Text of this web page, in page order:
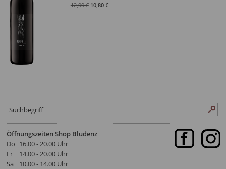
12,00 € 10,80 €
Öffnungszeiten Shop Bludenz
Do
Fr
Sa
16.00 - 20.00 Uhr
14.00 - 20.00 Uhr
10.00 - 14.00 Uhr